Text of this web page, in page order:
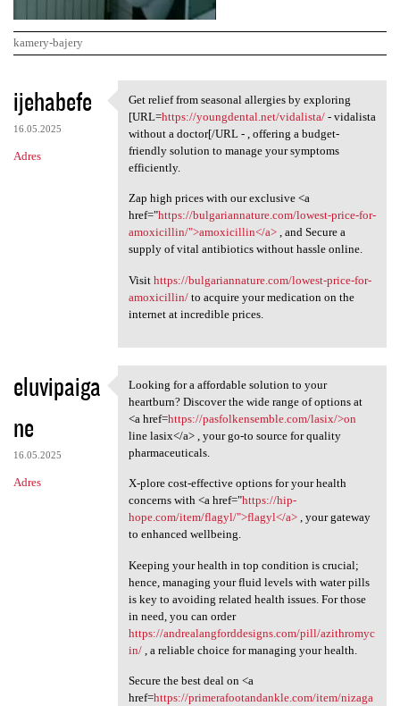
kamery-bajery
K
o
m
e
ijehabefe
16.05.2025
Adres
Get relief from seasonal
Get relief from seasonal allergies by exploring
[URL=https://youngdental.net/vidalista/- vidalista
without a doctor[/URL - , offering a budget-
friendly solution to manage your symptoms
efficiently.
Zap high prices with our exclusive <a
href="https://bulgariannature.com/lowest-price-for-
amoxicillin/">amoxicillin</a>, and Secure a
supply of vital antibiotics without hassle online.
Visit https://bulgariannature.com/lowest-price-for-
amoxicillin/to acquire your medication on the
internet at incredible prices.
eluvipaiga
ne
16.05.2025
Adres
Looking for a affordable
Looking for a affordable solution to your
heartburn? Discover the wide range of options at
<a href=https://pasfolkensemble.com/lasix/>on
line lasix</a> , your go-to source for quality
pharmaceuticals.
X-plore cost-effective options for your health
concerns with <a href="https://hip-
hope.com/item/flagyl/">flagyl</a>, your gateway
to enhanced wellbeing.
Keeping your health in top condition is crucial;
hence, managing your fluid levels with water pills
is key to avoiding related health issues. For those
in need, you can order
https://andrealangforddesigns.com/pill/azithromyc
in/, a reliable choice for managing your health.
Secure the best deal on <a
href=https://primerafootandankle.com/item/nizaga